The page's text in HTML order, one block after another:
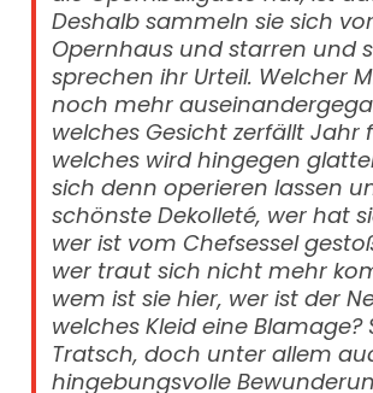
Deshalb sammeln sie sich
Opernhaus und starren und
sprechen ihr Urteil. Welcher
noch mehr
welches Gesicht zerfällt Jahr
welches wird hingegen
sich denn operieren lassen
schönste Dekolleté, wer hat
wer ist vom Chefsessel
wer traut sich nicht mehr
wem ist sie hier, wer ist der
welches Kleid eine Blamage?
Tratsch, doch unter allem
hingebungsvolle